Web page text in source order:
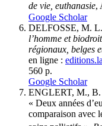
de vie, euthanasie,
Google Scholar
DELFOSSE, M.
l’homme et biodroit
régionaux, belges
en ligne :
560 p.
Google Scholar
ENGLERT, M.,
« Deux années
comparaison avec